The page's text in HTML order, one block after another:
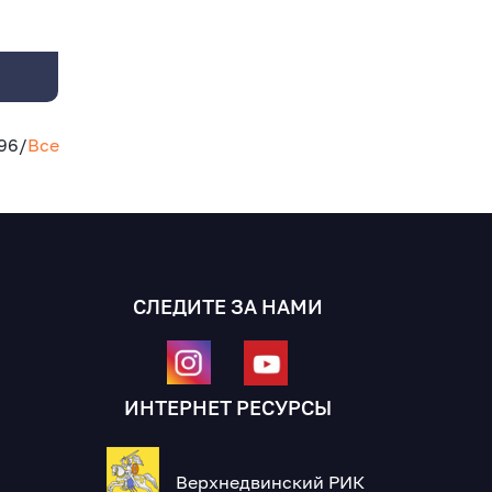
/Все
СЛЕДИТЕ ЗА НАМИ
ИНТЕРНЕТ РЕСУРСЫ
Верхнедвинский РИК